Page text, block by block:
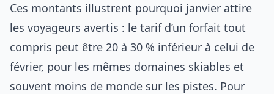
Ces montants illustrent pourquoi janvier attire
les voyageurs avertis : le tarif d’un forfait tout
compris peut être 20 à 30 % inférieur à celui de
février, pour les mêmes domaines skiables et
souvent moins de monde sur les pistes. Pour